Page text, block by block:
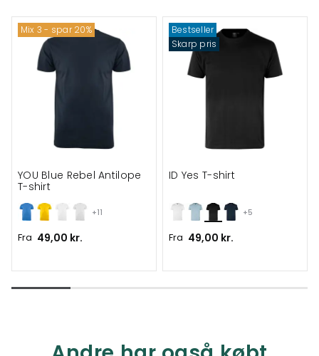
Mix 3 - spar 20%
+11
YOU Blue Rebel Antilope
T-shirt
Fra 49,00 kr.
Bestseller
Skarp pris
+5
ID Yes T-shirt
Fra 49,00 kr.